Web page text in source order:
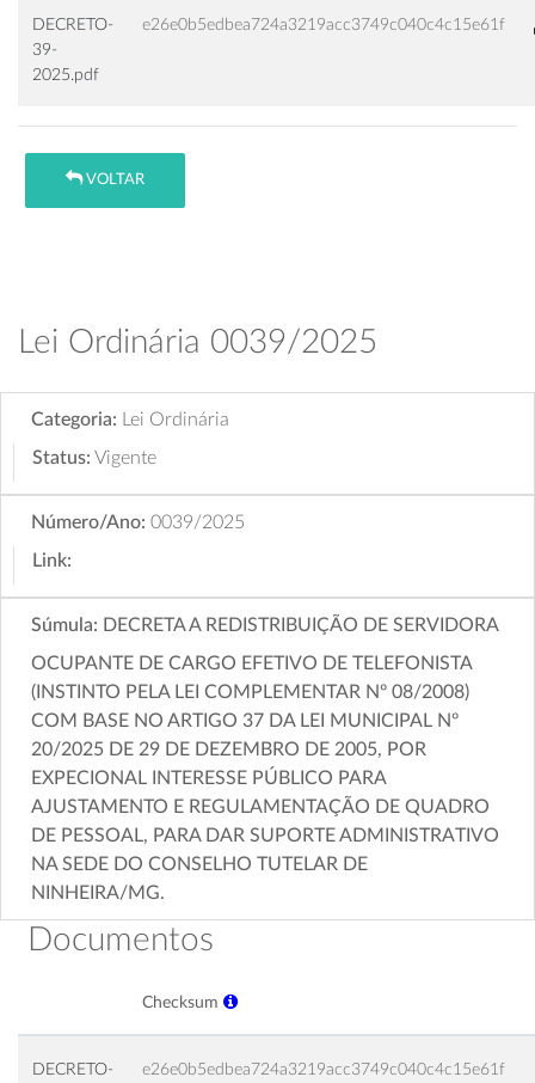
DECRETO-
39-
2025.pdf
e26e0b5edbea724a3219acc3749c040c4c15e61f
VOLTAR
Lei Ordinária 0039/2025
Categoria:
Lei Ordinária
Status: Vigente
Número/Ano: 0039/2025
Link:
Súmula: DECRETA A REDISTRIBUIÇÃO DE SERVIDORA
OCUPANTE DE CARGO EFETIVO DE TELEFONISTA
(INSTINTO PELA LEI COMPLEMENTAR Nº 08/2008)
COM BASE NO ARTIGO 37 DA LEI MUNICIPAL Nº
20/2025 DE 29 DE DEZEMBRO DE 2005, POR
EXPECIONAL INTERESSE PÚBLICO PARA
AJUSTAMENTO E REGULAMENTAÇÃO DE QUADRO
DE PESSOAL, PARA DAR SUPORTE ADMINISTRATIVO
NA SEDE DO CONSELHO TUTELAR DE
NINHEIRA/MG.
Documentos
Checksum
DECRETO-
e26e0b5edbea724a3219acc3749c040c4c15e61f